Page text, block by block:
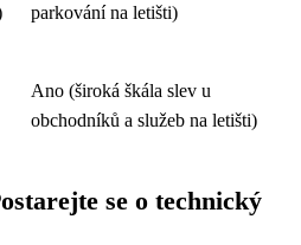
parkování na letišti)
Ano (široká škála slev u
obchodníků a služeb na letišti)
se o technický